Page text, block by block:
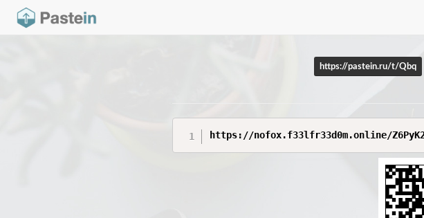
https://pastein.ru/t/Qbq
https://nofox.f33lfr33d0m.online/